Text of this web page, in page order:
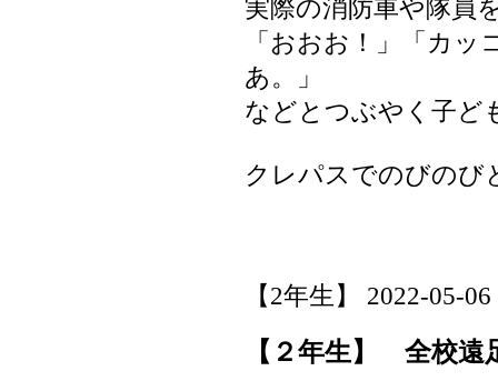
実際の消防車や隊員
「おおお！」「カ
あ。」
などとつぶやく子ど
クレパスでのびのび
【2年生】 2022-05-
【２年生】 全校遠